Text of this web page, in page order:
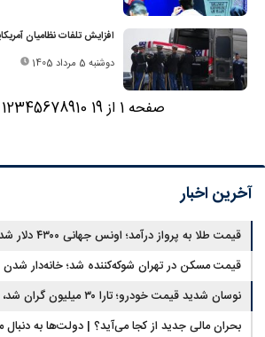
افزایش تلفات نظامیان
دوشنبه 5 مرداد 1405
صفحه 1 از 19 12345678910
آخرین اخبار
قیمت طلا به پرواز درآمد؛ اونس جهانی ۴۳۰۰ دلار شد
قیمت مسکن در تهران شوکه‌کننده شد؛ خانه‌دار شدن
نوسان شدید قیمت خودرو؛ تارا ۳۰ میلیون گران شد، ۲۰۷ ریخت
بحران مالی جدید از کجا می‌آید؟ | دولت‌ها به